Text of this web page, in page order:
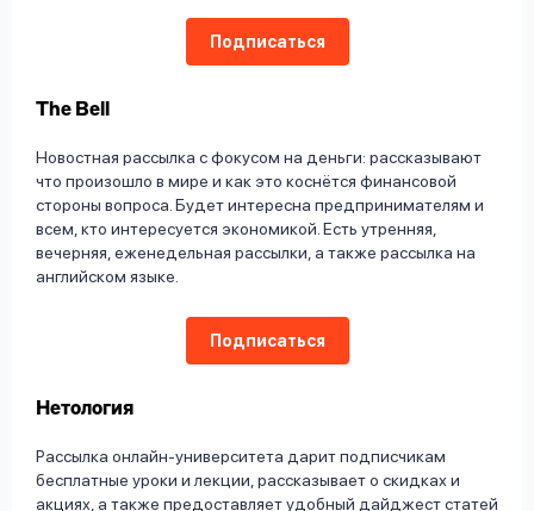
Подписаться
The Bell
Новостная рассылка с фокусом на деньги: рассказывают
что произошло в мире и как это коснётся финансовой
стороны вопроса. Будет интересна предпринимателям и
всем, кто интересуется экономикой. Есть утренняя,
вечерняя, еженедельная рассылки, а также рассылка на
английском языке.
Подписаться
Нетология
Рассылка онлайн-университета дарит подписчикам
бесплатные уроки и лекции, рассказывает о скидках и
акциях, а также предоставляет удобный дайджест статей